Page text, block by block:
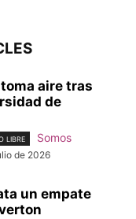
aire tras
de
LIBRE
Somos
de 2026
un empate